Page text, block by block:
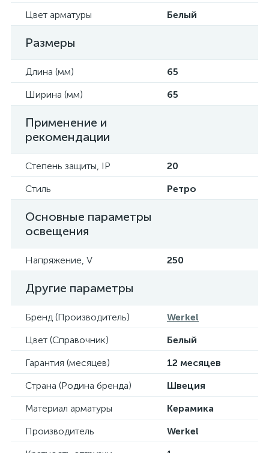
Цвет арматуры
Белый
Размеры
Длина (мм)
65
Ширина (мм)
65
Применение и
рекомендации
Степень защиты, IP
20
Стиль
Ретро
Основные параметры
освещения
Напряжение, V 250
Другие параметры
Бренд (Производитель)
Werkel
Цвет (Справочник)
Белый
Гарантия (месяцев)
12 месяцев
Страна (Родина бренда)
Швеция
Материал арматуры
Керамика
Производитель
Werkel